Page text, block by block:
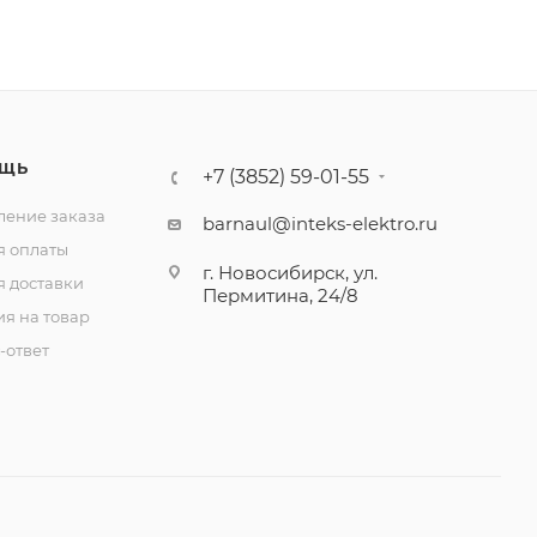
заказа
оплаты
доставки
на товар
+7 (3852) 59-01-55
barnaul@inteks-elektro.ru
г. Новосибирск, ул.
Пермитина, 24/8